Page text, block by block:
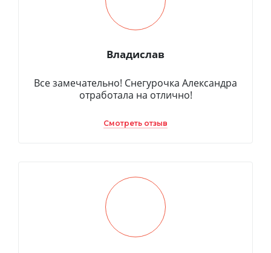
Владислав
Все замечательно! Снегурочка Александра
отработала на отлично!
Смотреть отзыв